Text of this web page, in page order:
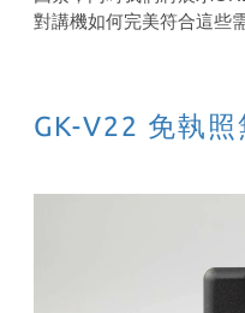
對講機如何完美符合這些
G K-V22 免執